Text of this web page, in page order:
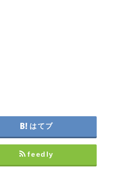
はてブ
feedly